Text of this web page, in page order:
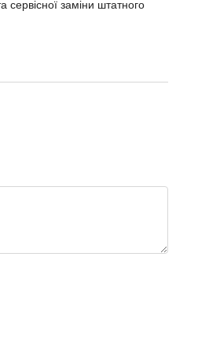
заміни штатного